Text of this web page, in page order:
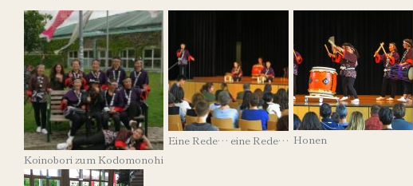
Koinobori zum Kodomonohi
Eine Rede… eine Rede… Honen